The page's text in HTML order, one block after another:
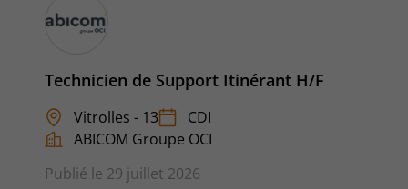
Technicien de Support Itinérant H/F
Vitrolles - 13
CDI
ABICOM Groupe OCI
Publié le 29 juillet 2026